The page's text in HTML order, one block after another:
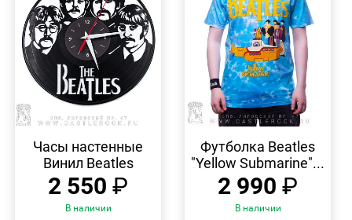
ПРОСМОТР
Часы настенные
Винил Beatles
2 550 ₽
В наличии
ПРОСМОТР
Футболка Beatles
"Yellow Submarine"...
2 990 ₽
В наличии